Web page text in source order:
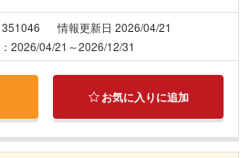
情報更新日 2026/04/21
2026/04/21～2026/12/31
お気に入りに追加